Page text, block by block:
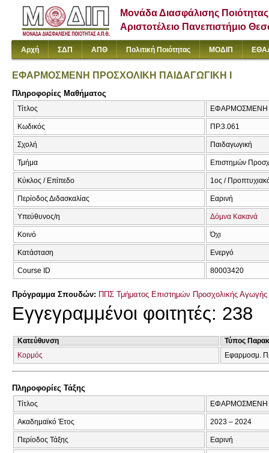
Μονάδα Διασφάλισης Ποιότητας
Αριστοτέλειο Πανεπιστήμιο
Αρχή ΣΔΠ ΑΠΘ Πολιτική Ποιότητας ΜΟΔΙΠ
ΕΦΑΡΜΟΣΜΕΝΗ ΠΡΟΣΧΟΛΙΚΗ ΠΑΙΔΑΓΩΓΙΚΗ Ι
Πληροφορίες Μαθήματος
Τίτλος ΕΦΑΡΜΟΣΜΕΝΗ
Κωδικός ΠΡ.3.061
Σχολή Παιδαγωγική
Τμήμα Επιστημών
Κύκλος / Επίπεδο 1ος /
Περίοδος Διδασκαλίας Εαρινή
Υπεύθυνος/η Δόμνα Κακανά
Κοινό Όχι
Κατάσταση Ενεργό
Course ID 80003420
Πρόγραμμα Σπουδών: ΠΠΣ Τμήματος Επιστημών Προσχολικής Αγωγής
Εγγεγραμμένοι φοιτητές: 238
Κατεύθυνση
Τύπος
Κορμός
Εφαρμοσμ.
Πληροφορίες Τάξης
Τίτλος ΕΦΑΡΜΟΣΜΕΝΗ
Ακαδημαϊκό Έτος 2023 – 2024
Περίοδος Τάξης Εαρινή